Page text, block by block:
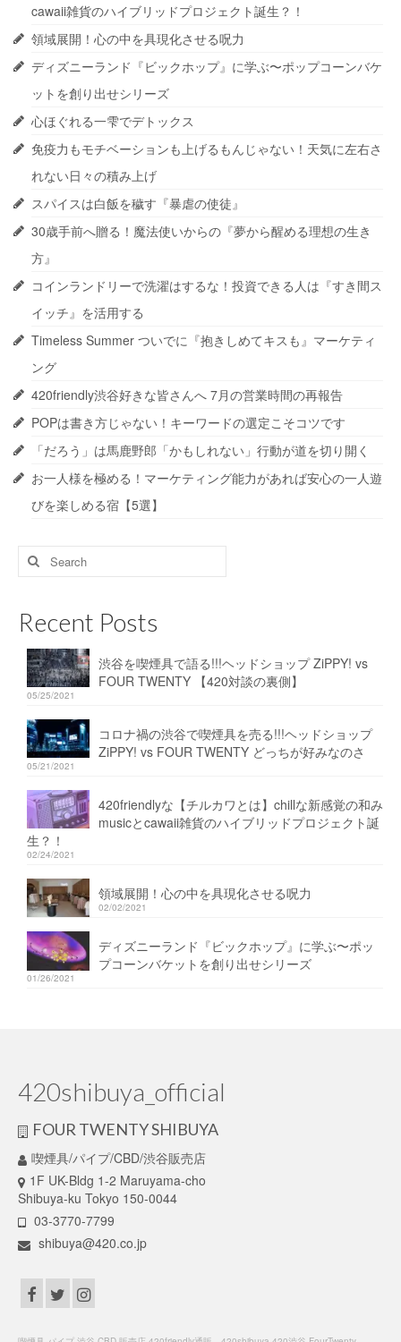
cawaii雑貨のハイブリッドプロジェクト誕生？！
領域展開！心の中を具現化させる呪力
ディズニーランド『ビックホップ』に学ぶ〜ポップコーンバケ
ットを創り出せシリーズ
心ほぐれる一雫でデトックス
免疫力もモチベーションも上げるもんじゃない！天気に左右さ
れない日々の積み上げ
スパイスは白飯を穢す『暴虐の使徒』
30歳手前へ贈る！魔法使いからの『夢から醒める理想の生き
方』
コインランドリーで洗濯はするな！投資できる人は『すき間ス
イッチ』を活用する
Timeless Summer ついでに『抱きしめてキスも』マーケティ
ング
420friendly渋谷好きな皆さんへ 7月の営業時間の再報告
POPは書き方じゃない！キーワードの選定こそコツです
「だろう」は馬鹿野郎「かもしれない」行動が道を切り開く
お一人様を極める！マーケティング能力があれば安心の一人遊
びを楽しめる宿【5選】
Search
for:
Recent Posts
渋谷を喫煙具で語る!!!ヘッドショップ ZiPPY! vs
FOUR TWENTY 【420対談の裏側】
05/25/2021
コロナ禍の渋谷で喫煙具を売る!!!ヘッドショップ
ZiPPY! vs FOUR TWENTY どっちが好みなのさ
05/21/2021
420friendlyな【チルカワとは】chillな新感覚の和み
musicとcawaii雑貨のハイブリッドプロジェクト誕
生？！
02/24/2021
領域展開！心の中を具現化させる呪力
02/02/2021
ディズニーランド『ビックホップ』に学ぶ〜ポッ
プコーンバケットを創り出せシリーズ
01/26/2021
420shibuya_official
FOUR TWENTY SHIBUYA
喫煙具/パイプ/CBD/渋谷販売店
1F UK-Bldg 1-2 Maruyama-cho
Shibuya-ku Tokyo 150-0044
03-3770-7799
shibuya@420.co.jp